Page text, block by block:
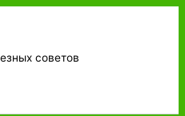
советов